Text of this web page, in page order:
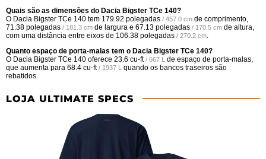
Quais são as dimensões do Dacia Bigster TCe 140?
O Dacia Bigster TCe 140 tem 179.92 polegadas / 457.0 cm de comprimento,
71.38 polegadas / 181.3 cm de largura e 67.13 polegadas / 170.5 cm de altura,
com uma distância entre eixos de 106.38 polegadas / 270.2 cm
Quanto espaço de porta-malas tem o Dacia Bigster TCe 140?
O Dacia Bigster TCe 140 oferece 23.6 cu-ft / 667 L de espaço de porta-malas,
que aumenta para 68.4 cu-ft / 1937 L quando os bancos traseiros são
rebatidos.
LOJA ULTIMATE SPECS